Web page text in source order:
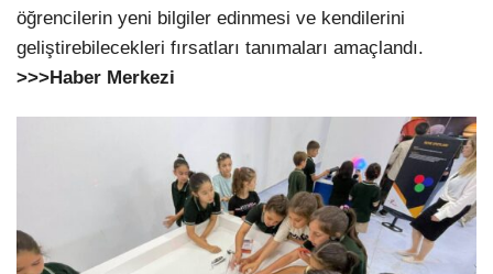
öğrencilerin yeni bilgiler edinmesi ve kendilerini
geliştirebilecekleri fırsatları tanımaları amaçlandı.
>>>Haber Merkezi